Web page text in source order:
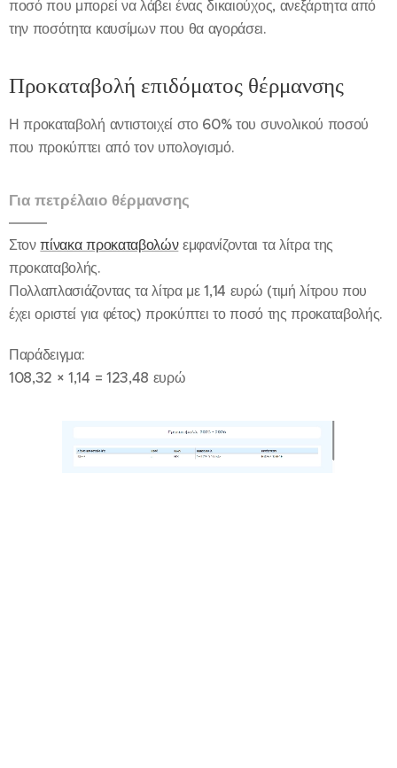
ποσό που μπορεί να λάβει ένας δικαιούχος, ανεξάρτητα από
την ποσότητα καυσίμων που θα αγοράσει.
Προκαταβολή επιδόματος θέρμανσης
Η προκαταβολή αντιστοιχεί στο 60% του συνολικού ποσού
που προκύπτει από τον υπολογισμό.
Για πετρέλαιο θέρμανσης
Στονπίνακα προκαταβολώνεμφανίζονται τα λίτρα της
προκαταβολής.
Πολλαπλασιάζοντας τα λίτρα με 1,14 ευρώ (τιμή λίτρου που
έχει οριστεί για φέτος) προκύπτει το ποσό της προκαταβολής.
Παράδειγμα:
108,32 × 1,14 = 123,48 ευρώ